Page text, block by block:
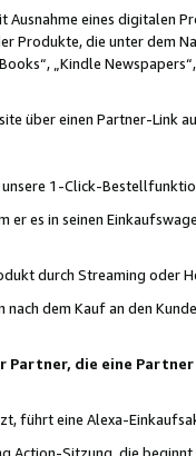
eines digitalen
die unter dem
„Kindle
über einen Partner-Link
1-Click-
es in seinen
durch Streaming oder
dem Kauf an den
die eine
führt eine Alexa-
Action-Sitzung, die